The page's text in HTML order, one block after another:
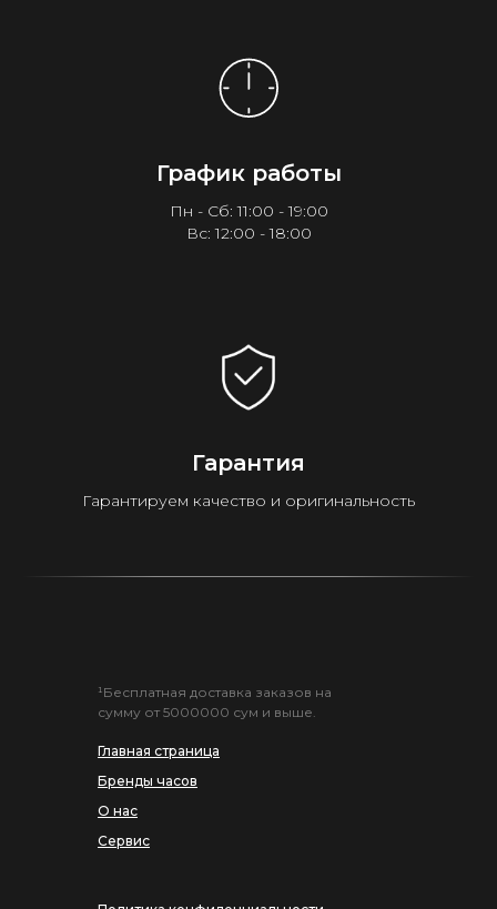
График работы
Пн - Сб: 11:00 - 19:00
Вс: 12:00 - 18:00
Гарантия
Гарантируем качество и оригинальность
Главная страница
Бренды часов
О нас
Сервис
¹Бесплатная доставка заказов на
сумму от 5000000 сум и выше.